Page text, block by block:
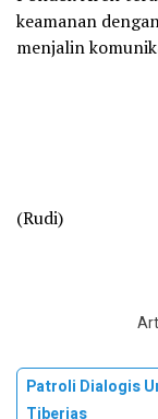
keamanan
menjalin
(Rudi)
Patroli Dialogis
Tiberias